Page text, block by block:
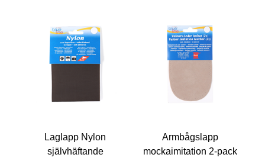
Laglapp Nylon
självhäftande
Armbågslapp
mockaimitation 2-pack